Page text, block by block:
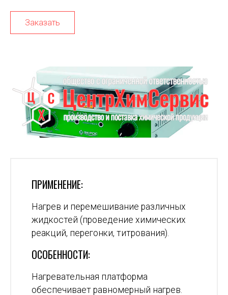
Заказать
ПРИМЕНЕНИЕ:
Нагрев и перемешивание различных
жидкостей (проведение химических
реакций, перегонки, титрования).
ОСОБЕННОСТИ:
Нагревательная платформа
обеспечивает равномерный нагрев.